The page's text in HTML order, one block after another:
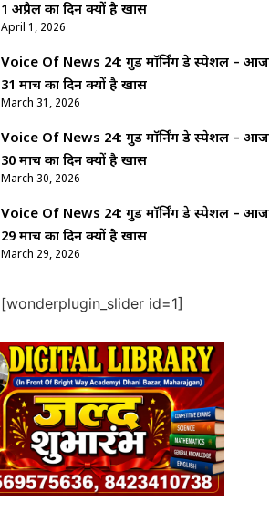
1 अप्रैल का दिन क्यों है खास
April 1, 2026
Voice Of News 24: गुड माॅर्निंग डे स्पेशल – आज
31 मार्च का दिन क्यों है खास
March 31, 2026
Voice Of News 24: गुड माॅर्निंग डे स्पेशल – आज
30 मार्च का दिन क्यों है खास
March 30, 2026
Voice Of News 24: गुड माॅर्निंग डे स्पेशल – आज
29 मार्च का दिन क्यों है खास
March 29, 2026
[wonderplugin_slider id=1]